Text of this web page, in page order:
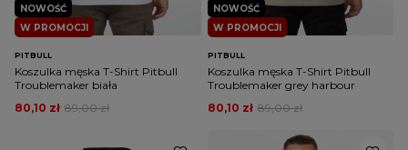
W PROMOCJI
NOWOŚĆ
PITBULL
Koszulka męska T-Shirt Pitbull
Troublemaker biała
89,00 zł
80,10 zł
W PROMOCJI
NOWOŚĆ
PITBULL
Koszulka męska T-Shirt Pitbull
Troublemaker grey harbour
89,00 zł
80,10 zł